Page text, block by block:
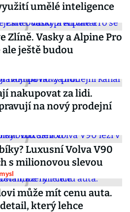
umělé inteligence
Zlíně. Vasky a Alpine Pro
ještě budou
nakupovat za lidi.
na nový prodejní
Luxusní Volva V90
s milionovou slevou
může mít cenu auta.
který lehce